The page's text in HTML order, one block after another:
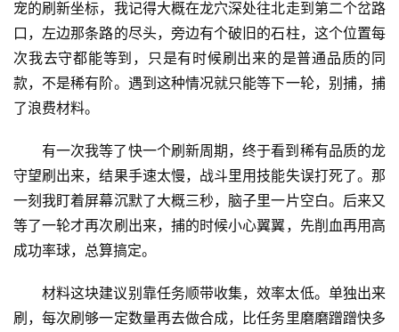
宠的刷新坐标，我记得大概在龙穴深处往北走到第二个岔路
口，左边那条路的尽头，旁边有个破旧的石柱，这个位置每
次我去守都能等到，只是有时候刷出来的是普通品质的同
款，不是稀有阶。遇到这种情况就只能等下一轮，别捕，捕
了浪费材料。
有一次我等了快一个刷新周期，终于看到稀有品质的龙
守望刷出来，结果手速太慢，战斗里用技能失误打死了。那
一刻我盯着屏幕沉默了大概三秒，脑子里一片空白。后来又
等了一轮才再次刷出来，捕的时候小心翼翼，先削血再用高
成功率球，总算搞定。
材料这块建议别靠任务顺带收集，效率太低。单独出来
刷，每次刷够一定数量再去做合成，比任务里磨磨蹭蹭快多